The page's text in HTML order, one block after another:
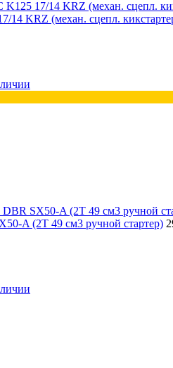
KRZ (механ. сцепл.
A (2T 49 см3 ручной стартер)